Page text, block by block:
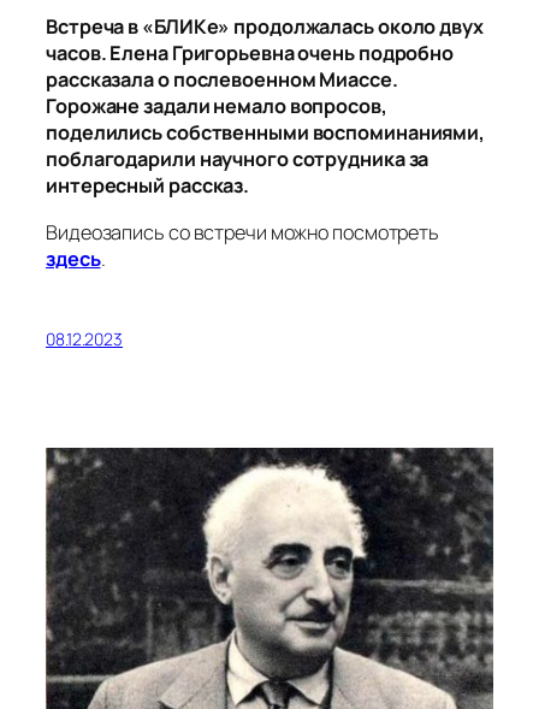
Встреча в «БЛИКе» продолжалась около двух
часов. Елена Григорьевна очень подробно
рассказала о послевоенном Миассе.
Горожане задали немало вопросов,
поделились собственными воспоминаниями,
поблагодарили научного сотрудника за
интересный рассказ.
Видеозапись со встречи можно посмотреть
здесь.
08.12.2023